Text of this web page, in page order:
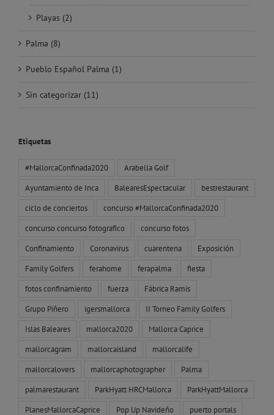
Playas (2)
Palma (8)
Pueblo Español Palma (1)
Sin categorizar (11)
Etiquetas
#MallorcaConfinada2020 Arabella Golf
Ayuntamiento de Inca BalearesEspectacular bestrestaurant
ciclo de conciertos concurso #MallorcaConfinada2020
concurso concurso fotografico concurso fotos
Confinamiento Coronavirus cuarentena Exposición
Family Golfers ferahome ferapalma fiesta
fotos confinamiento fuerza Fábrica Ramis
Grupo Piñero igersmallorca II Torneo Family Golfers
Islas Baleares mallorca2020 Mallorca Caprice
mallorcagram mallorcaisland mallorcalife
mallorcalovers mallorcaphotographer Palma
palmarestaurant ParkHyatt HRCMallorca ParkHyattMallorca
PlanesMallorcaCaprice Pop Up Navideño puerto portals